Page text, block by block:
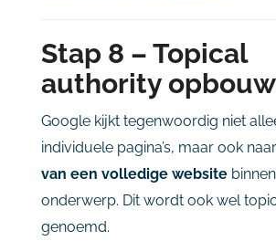
Stap 8 – Topical
authority
Google kijkt tegenwoordig niet
individuele pagina’s, maar ook naar
van een volledige website binnen
onderwerp. Dit wordt ook wel
genoemd.